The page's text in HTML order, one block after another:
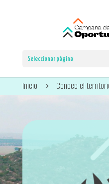
Seleccionar página
Inicio 5 Conoce el